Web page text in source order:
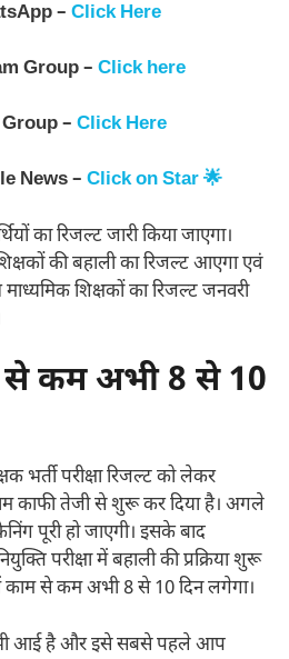
– Click Here
Group – Click here
– Click Here
News – Click on Star 🌟
का रिजल्ट जारी किया जाएगा।
की बहाली का रिजल्ट आएगा एवं
शिक्षकों का रिजल्ट जनवरी
से कम अभी 8 से 10
भर्ती परीक्षा रिजल्ट को लेकर
काफी तेजी से शुरू कर दिया है। अगले
पूरी हो जाएगी। इसके बाद
परीक्षा में बहाली की प्रक्रिया शुरू
काम से कम अभी 8 से 10 दिन लगेगा।
आई है और इसे सबसे पहले आप